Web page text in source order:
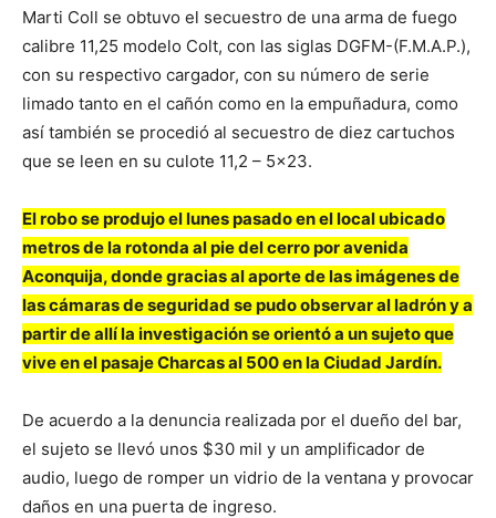
Marti Coll se obtuvo el secuestro de una arma de fuego
calibre 11,25 modelo Colt, con las siglas DGFM-(F.M.A.P.),
con su respectivo cargador, con su número de serie
limado tanto en el cañón como en la empuñadura, como
así también se procedió al secuestro de diez cartuchos
que se leen en su culote 11,2 – 5×23.
El robo se produjo el lunes pasado en el local ubicado
metros de la rotonda al pie del cerro por avenida
Aconquija, donde gracias al aporte de las imágenes de
las cámaras de seguridad se pudo observar al ladrón y a
partir de allí la investigación se orientó a un sujeto que
vive en el pasaje Charcas al 500 en la Ciudad Jardín.
De acuerdo a la denuncia realizada por el dueño del bar,
el sujeto se llevó unos $30 mil y un amplificador de
audio, luego de romper un vidrio de la ventana y provocar
daños en una puerta de ingreso.